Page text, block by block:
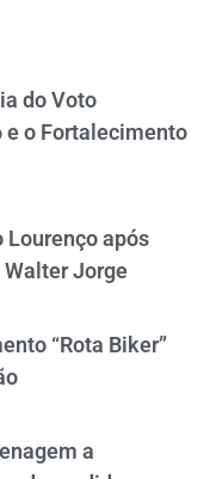
do Voto
e o Fortalecimento
Lourenço após
Jorge
“Rota Biker”
a